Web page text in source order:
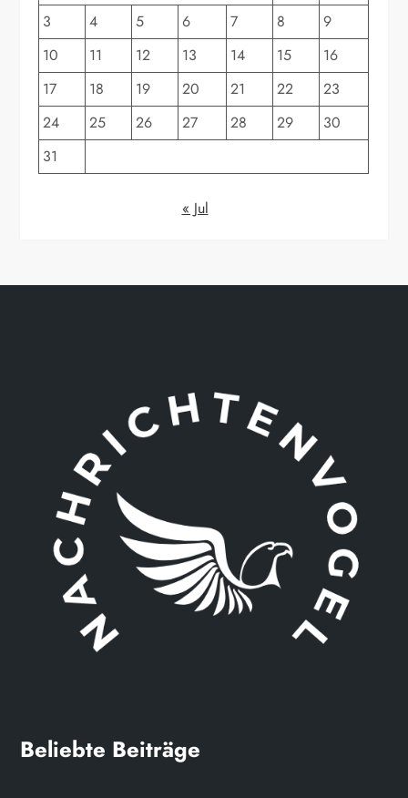
3
4 5 6 7 8
9
10
11 12 13 14 15
16
17
18 19 20 21 22
23
24
25 26 27 28 29
30
31
« Jul
Beliebte Beiträge